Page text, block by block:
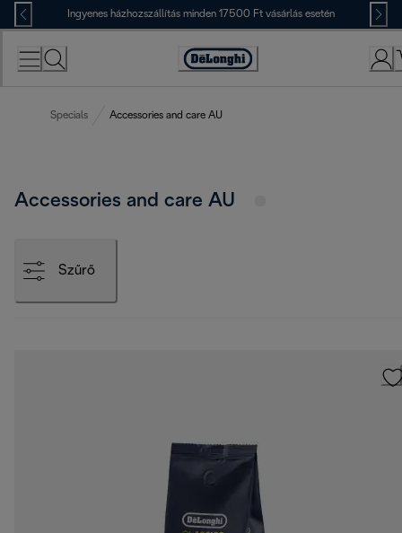
Skip
to
Content
Ingyenes házhozszállítás minden 17500 Ft vásárlás esetén
Accessibility
Specials Accessories and care AU
Accessories and care AU
Szűrő